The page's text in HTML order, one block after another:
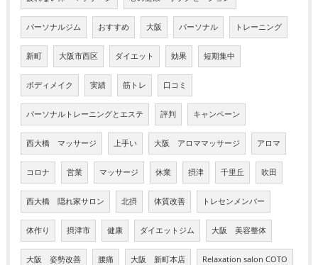
パーソナルジム おすすめ 大阪 パーソナル トレーニング
新町 大阪市西区 ダイエット 効果 短期集中
ボディメイク 実績 筋トレ 口コミ
パーソナルトレーニングとエステ 評判 キャンペーン
西大橋 マッサージ 上手い 大阪 アロママッサージ アロマ
コロナ 営業 マッサージ 休業 摂津 千里丘 吹田
西大橋 隠れ家サロン 北摂 体質改善 トレセンメンバー
体作り 摂津市 健康 ダイエットジム 大阪 美容整体
大阪 姿勢改善 腰痛 大阪 新町本店 Relaxation salon COTO